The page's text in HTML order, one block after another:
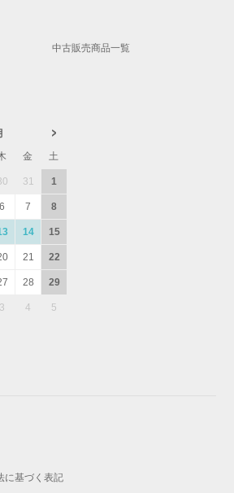
中古販売商品一覧
金 土
31 1
6 7 8
14 15
21 22
28 29
3 4 5
に基づく表記